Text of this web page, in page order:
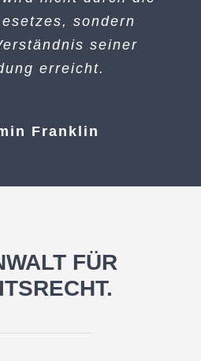
sondern
seiner
erreicht.
Franklin
FÜR